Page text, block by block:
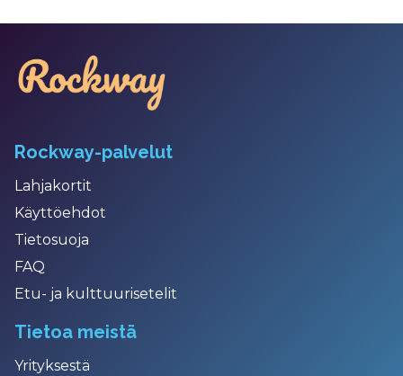
Rockway-palvelut
Lahjakortit
Käyttöehdot
Tietosuoja
FAQ
Etu- ja kulttuurisetelit
Tietoa meistä
Yrityksestä